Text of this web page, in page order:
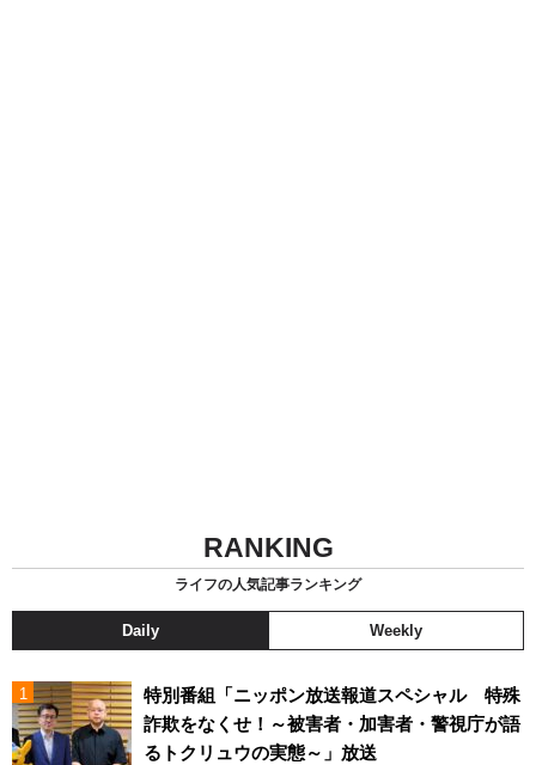
RANKING
ライフの人気記事ランキング
Daily Weekly
特別番組「ニッポン放送報道スペシャル 特殊
詐欺をなくせ！～被害者・加害者・警視庁が語
るトクリュウの実態～」放送